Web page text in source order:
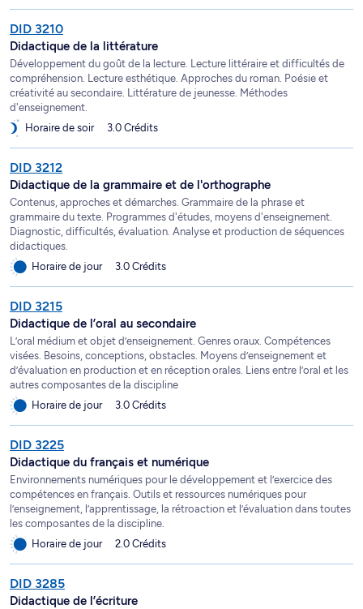
DID 3210
Didactique de la littérature
Développement du goût de la lecture. Lecture littéraire et difficultés de
compréhension. Lecture esthétique. Approches du roman. Poésie et
créativité au secondaire. Littérature de jeunesse. Méthodes
d'enseignement.
Horaire de soir
3.0 Crédits
DID 3212
Didactique de la grammaire et de l'orthographe
Contenus, approches et démarches. Grammaire de la phrase et
grammaire du texte. Programmes d'études, moyens d'enseignement.
Diagnostic, difficultés, évaluation. Analyse et production de séquences
didactiques.
Horaire de jour
3.0 Crédits
DID 3215
Didactique de l’oral au secondaire
L’oral médium et objet d’enseignement. Genres oraux. Compétences
visées. Besoins, conceptions, obstacles. Moyens d’enseignement et
d’évaluation en production et en réception orales. Liens entre l’oral et les
autres composantes de la discipline
Horaire de jour
3.0 Crédits
DID 3225
Didactique du français et numérique
Environnements numériques pour le développement et l’exercice des
compétences en français. Outils et ressources numériques pour
l’enseignement, l’apprentissage, la rétroaction et l’évaluation dans toutes
les composantes de la discipline.
Horaire de jour
2.0 Crédits
DID 3285
Didactique de l’écriture